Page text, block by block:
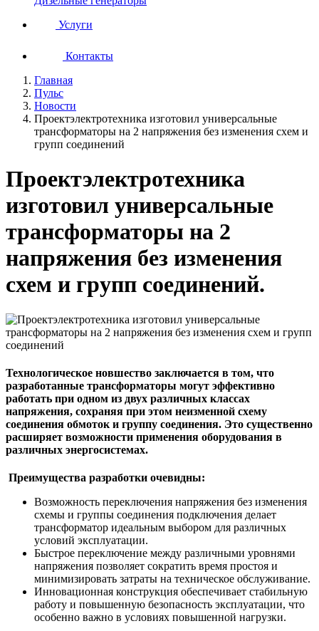
Услуги
Контакты
Главная
Пульс
Новости
Проектэлектротехника изготовил универсальные
трансформаторы на 2 напряжения без изменения схем и
групп соединений
Проектэлектротехника
изготовил универсальные
трансформаторы на 2
напряжения без изменения
схем и групп соединений.
Технологическое новшество заключается в том, что
разработанные трансформаторы могут эффективно
работать при одном из двух различных классах
напряжения, сохраняя при этом неизменной схему
соединения обмоток и группу соединения. Это существенно
расширяет возможности применения оборудования в
различных энергосистемах.
Преимущества разработки очевидны:
Возможность переключения напряжения без изменения
схемы и группы соединения подключения делает
трансформатор идеальным выбором для различных
условий эксплуатации.
Быстрое переключение между различными уровнями
напряжения позволяет сократить время простоя и
минимизировать затраты на техническое обслуживание.
Инновационная конструкция обеспечивает стабильную
работу и повышенную безопасность эксплуатации, что
особенно важно в условиях повышенной нагрузки.